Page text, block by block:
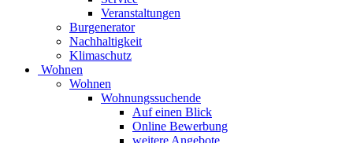
Veranstaltungen
Burgenerator
Nachhaltigkeit
Klimaschutz
Wohnen
Wohnen
Wohnungssuchende
Auf einen Blick
Online Bewerbung